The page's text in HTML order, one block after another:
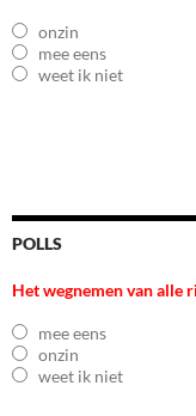
onzin
mee eens
weet ik niet
POLLS
Het wegnemen van alle
mee eens
onzin
weet ik niet